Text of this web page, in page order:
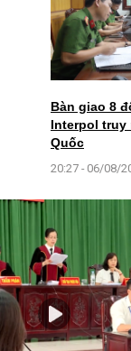
Bàn giao 8
Interpol truy
Quốc
20:27 - 06/08/